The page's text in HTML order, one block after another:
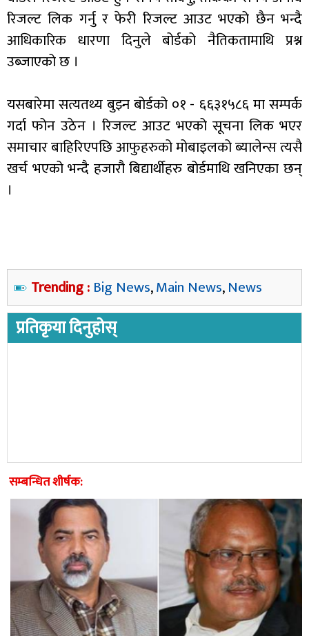
रिजल्ट लिक गर्नु र फेरी रिजल्ट आउट भएको छैन भन्दै
आधिकारिक धारणा दिनुले बोर्डको नैतिकतामाथि प्रश्न
उब्जाएको छ ।
यसबारेमा सत्यतथ्य बुझ्न बोर्डको ०१ - ६६३१५८६ मा सम्पर्क
गर्दा फोन उठेन । रिजल्ट आउट भएको सूचना लिक भएर
समाचार बाहिरिएपछि आफुहरुको मोबाइलको ब्यालेन्स त्यसै
खर्च भएको भन्दै हजारौ बिद्यार्थीहरु बोर्डमाथि खनिएका छन्
।
Trending : Big News,Main News,News
प्रतिकृया दिनुहोस्
सम्बन्धित शीर्षक: